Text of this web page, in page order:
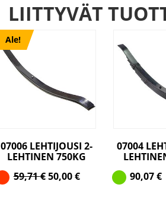
LIITTYVÄT
Ale!
07006 LEHTIJOUSI 2-
LEHTINEN 750KG
59,71€ 50,00€
07004
90,07€